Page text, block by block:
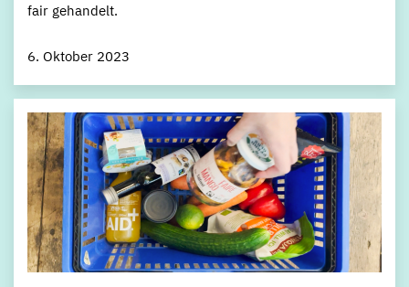
fair gehandelt.
6. Oktober 2023